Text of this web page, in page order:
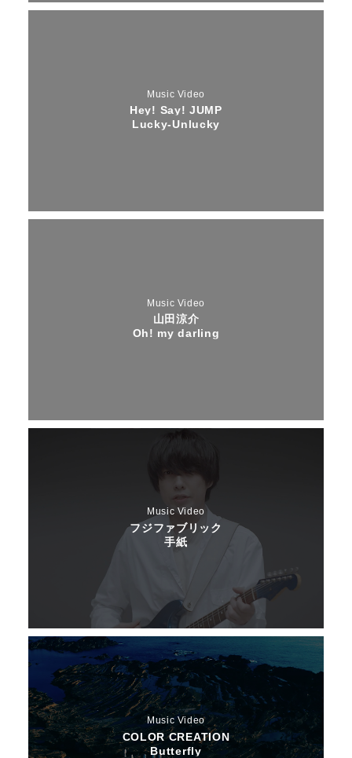
Music Video
Hey! Say! JUMP
Lucky-Unlucky
Music Video
山田涼介
Oh! my darling
Music Video
フジファブリック
手紙
Music Video
COLOR CREATION
Butterfly